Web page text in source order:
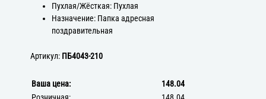
Пухлая/Жёсткая: Пухлая
Назначение: Папка адресная
поздравительная
Артикул: ПБ4043-210
Ваша цена:
148.04